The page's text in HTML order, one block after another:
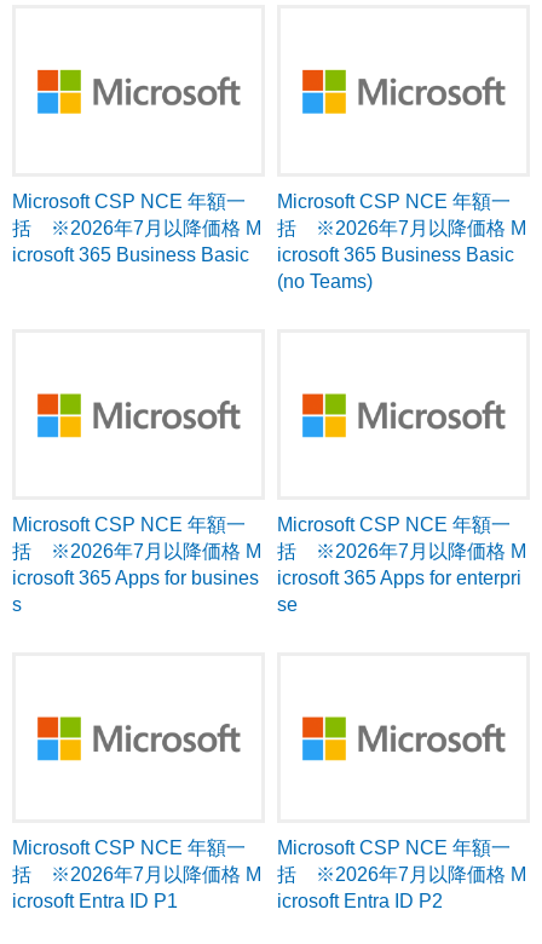
Microsoft CSP NCE 年額一
括 ※2026年7月以降価格 M
icrosoft 365 Business Basic
Microsoft CSP NCE 年額一
括 ※2026年7月以降価格 M
icrosoft 365 Business Basic
(no Teams)
Microsoft CSP NCE 年額一
括 ※2026年7月以降価格 M
icrosoft 365 Apps for busines
s
Microsoft CSP NCE 年額一
括 ※2026年7月以降価格 M
icrosoft 365 Apps for enterpri
se
Microsoft CSP NCE 年額一
括 ※2026年7月以降価格 M
icrosoft Entra ID P1
Microsoft CSP NCE 年額一
括 ※2026年7月以降価格 M
icrosoft Entra ID P2